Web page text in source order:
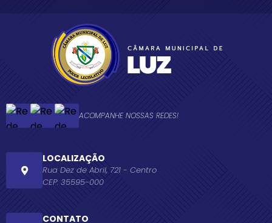
ACOMPANHE NOSSAS REDES!
LOCALIZAÇÃO
Rua Dez de Abril, 721 - Centro
CEP: 35595-000
CONTATO